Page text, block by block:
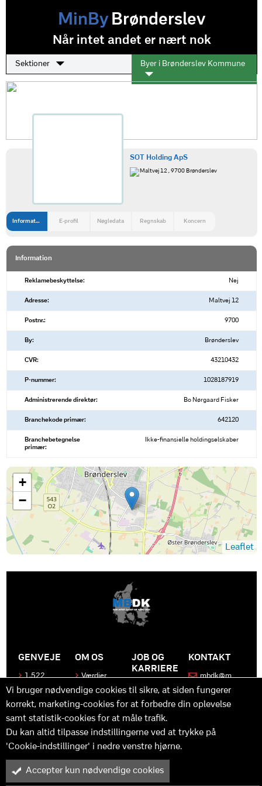
MinByBrønderslev
Når intet andet er nært nok
Sektioner Byer i Brønderslev Kommune
SOT Holding ApS
Maltvej 12 , 9700 Brønderslev
Information E-profil Nøgledata Regnskab Koncern
Information
Reklamebeskyttelse: Nej
Adresse: Maltvej 12
Postnr.: 9700
By: Brønderslev
CVR: 43210432
P-nummer: 1028187919
Administrerende direktør: Bo Nørgaard Fisker
Branchekode primær: 642120
Branchebetegnelse
primær:
Ikke-finansielle holdingselskaber
+
−
Leaflet
GENVEJE
1.522
Produkter
Kontakt
os
OM OS
Værdier
Historen
bag
MBDK
Hvad gør
os unikke
JOB OG
KARRIERE
Bliv en del
af MBDK
Vores
team
Praktik
udvikling
KONTAKT
mbdk@m
y™ er driftet af MBDK ApS – under MBDK Holding ApS. Tilmeldt
Vi bruger nødvendige cookies til sikre, at siden fungerer
korrekt, marketing-cookies for at forbedre din oplevelse
samt statistik-cookies for at måle trafik.
Du kan altid tilpasse indstillingerne ved at trykke på
'Cookie-indstillinger' i nedre venstre hjørne.
Accepter kun nødvendige cookies